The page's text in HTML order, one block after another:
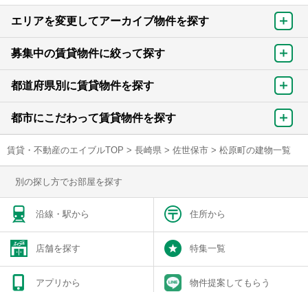
エリアを変更してアーカイブ物件を探す
募集中の賃貸物件に絞って探す
都道府県別に賃貸物件を探す
都市にこだわって賃貸物件を探す
賃貸・不動産のエイブルTOP > 長崎県 > 佐世保市 > 松原町の建物一覧
別の探し方でお部屋を探す
沿線・駅から 住所から
店舗を探す 特集一覧
アプリから 物件提案してもらう